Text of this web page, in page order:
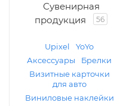
Сувенирная
продукция
56
Upixel
YoYo
Аксессуары
Брелки
Визитные карточки
для авто
Виниловые наклейки